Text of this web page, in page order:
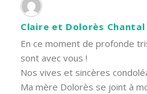
Claire et Dolorès Chantal
En ce moment de profonde
sont avec vous !
Nos vives et sincères
Ma mère Dolorès se joint à